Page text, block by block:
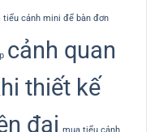
tiểu cảnh mini để bàn đơn
cảnh quan
thiết kế
đại mua tiểu cảnh